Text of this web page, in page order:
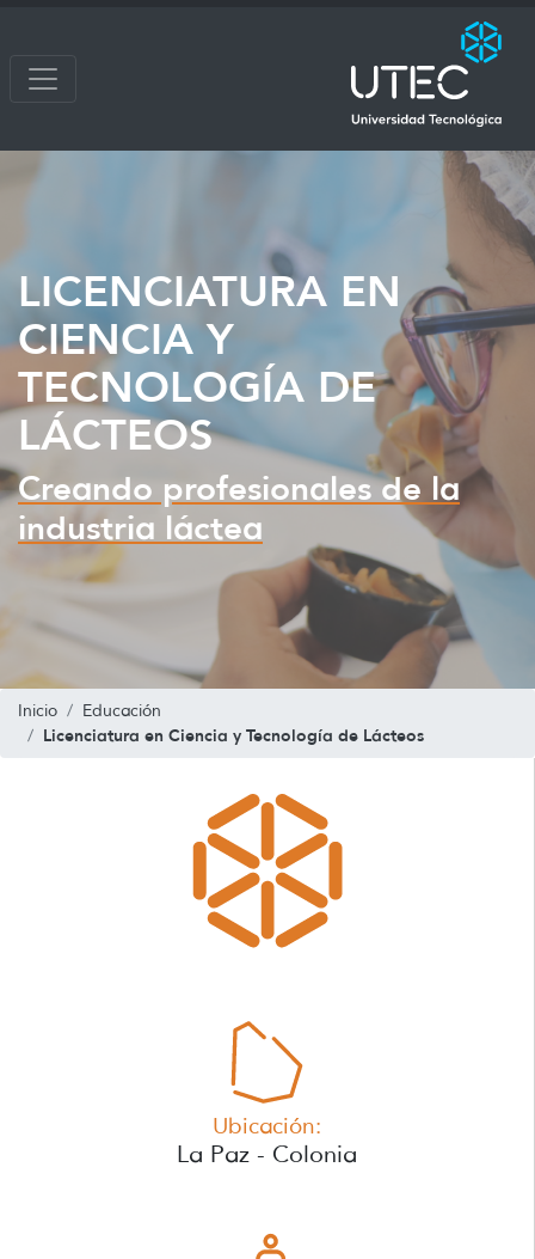
LICENCIATURA EN
CIENCIA Y
TECNOLOGÍA DE
LÁCTEOS
Creando profesionales de la
industria láctea
Inicio Educación
Licenciatura en Ciencia y Tecnología de Lácteos
Ubicación:
La Paz - Colonia